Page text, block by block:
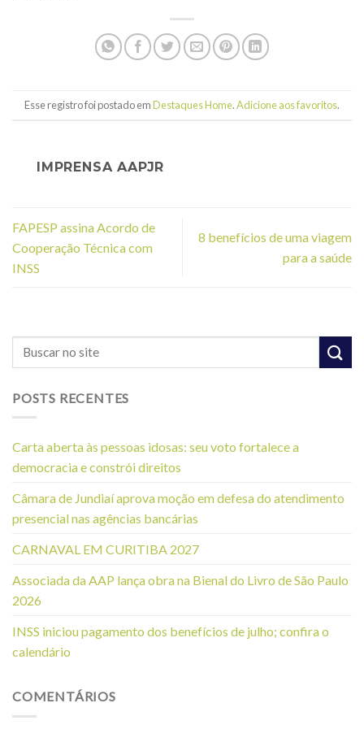
Esse registro foi postado emDestaques Home.Adicione aos favoritos.
IMPRENSA AAPJR
FAPESP assina Acordo de
Cooperação Técnica com
INSS
8 benefícios de uma viagem
para a saúde
POSTS RECENTES
Carta aberta às pessoas idosas: seu voto fortalece a
democracia e constrói direitos
Câmara de Jundiaí aprova moção em defesa do atendimento
presencial nas agências bancárias
CARNAVAL EM CURITIBA 2027
Associada da AAP lança obra na Bienal do Livro de São Paulo
2026
INSS iniciou pagamento dos benefícios de julho; confira o
calendário
COMENTÁRIOS